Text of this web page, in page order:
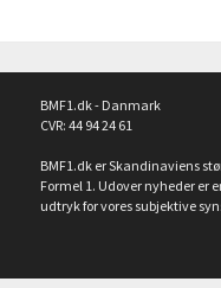
BMF1.dk - Danmark
CVR: 44 94 24 61
BMF1.dk er Skandinaviens
Formel 1. Udover nyheder er
udtryk for vores subjektive